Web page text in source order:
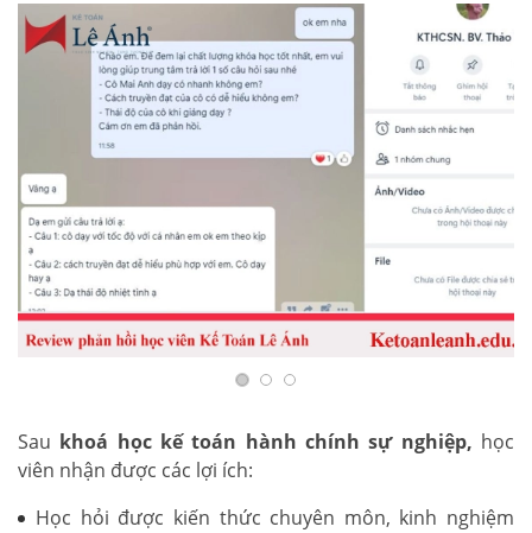
Sau khoá học kế toán hành chính sự nghiệp, học
viên nhận được các lợi ích:
Học hỏi được kiến thức chuyên môn, kinh nghiệm